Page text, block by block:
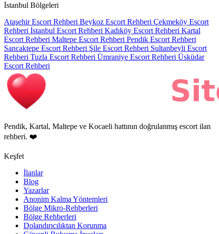
İstanbul Bölgeleri
Ataşehir Escort Rehberi Beykoz Escort Rehberi Çekmeköy Escort
Rehberi İstanbul Escort Rehberi Kadıköy Escort Rehberi Kartal
Escort Rehberi Maltepe Escort Rehberi Pendik Escort Rehberi
Sancaktepe Escort Rehberi Şile Escort Rehberi Sultanbeyli Escort
Rehberi Tuzla Escort Rehberi Ümraniye Escort Rehberi Üsküdar
Escort Rehberi
Pendik, Kartal, Maltepe ve Kocaeli hattının doğrulanmış escort ilan
rehberi. ❤️
Keşfet
İlanlar
Blog
Yazarlar
Anonim Kalma Yöntemleri
Bölge Mikro-Rehberleri
Bölge Rehberleri
Dolandırıcılıktan Korunma